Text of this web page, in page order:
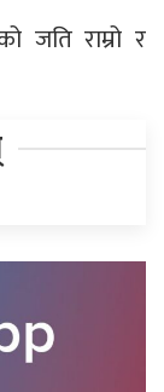
जति राम्रो र